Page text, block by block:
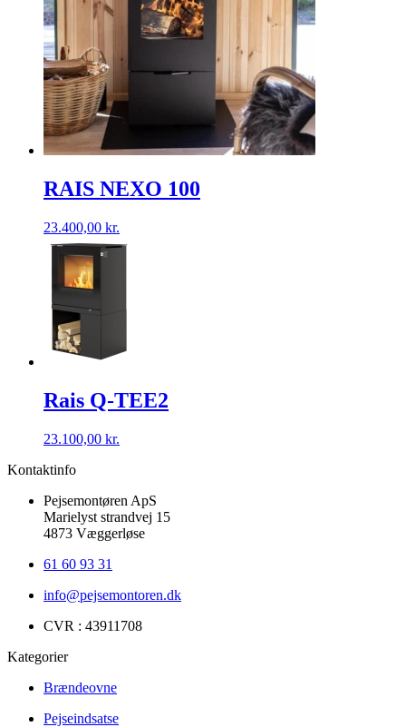
RAIS NEXO 100
23.400,00 kr.
Rais Q-TEE2
23.100,00 kr.
Kontaktinfo
Pejsemontøren ApS
Marielyst strandvej 15
4873 Væggerløse
61 60 93 31
info@pejsemontoren.dk
CVR : 43911708
Kategorier
Brændeovne
Pejseindsatse